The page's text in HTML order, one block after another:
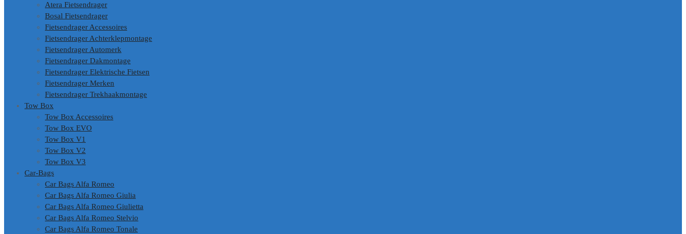
Atera Fietsendrager
Bosal Fietsendrager
Fietsendrager Accessoires
Fietsendrager Achterklepmontage
Fietsendrager Automerk
Fietsendrager Dakmontage
Fietsendrager Elektrische Fietsen
Fietsendrager Merken
Fietsendrager Trekhaakmontage
Tow Box
Tow Box Accessoires
Tow Box EVO
Tow Box V1
Tow Box V2
Tow Box V3
Car-Bags
Car Bags Alfa Romeo
Car Bags Alfa Romeo Giulia
Car Bags Alfa Romeo Giulietta
Car Bags Alfa Romeo Stelvio
Car Bags Alfa Romeo Tonale